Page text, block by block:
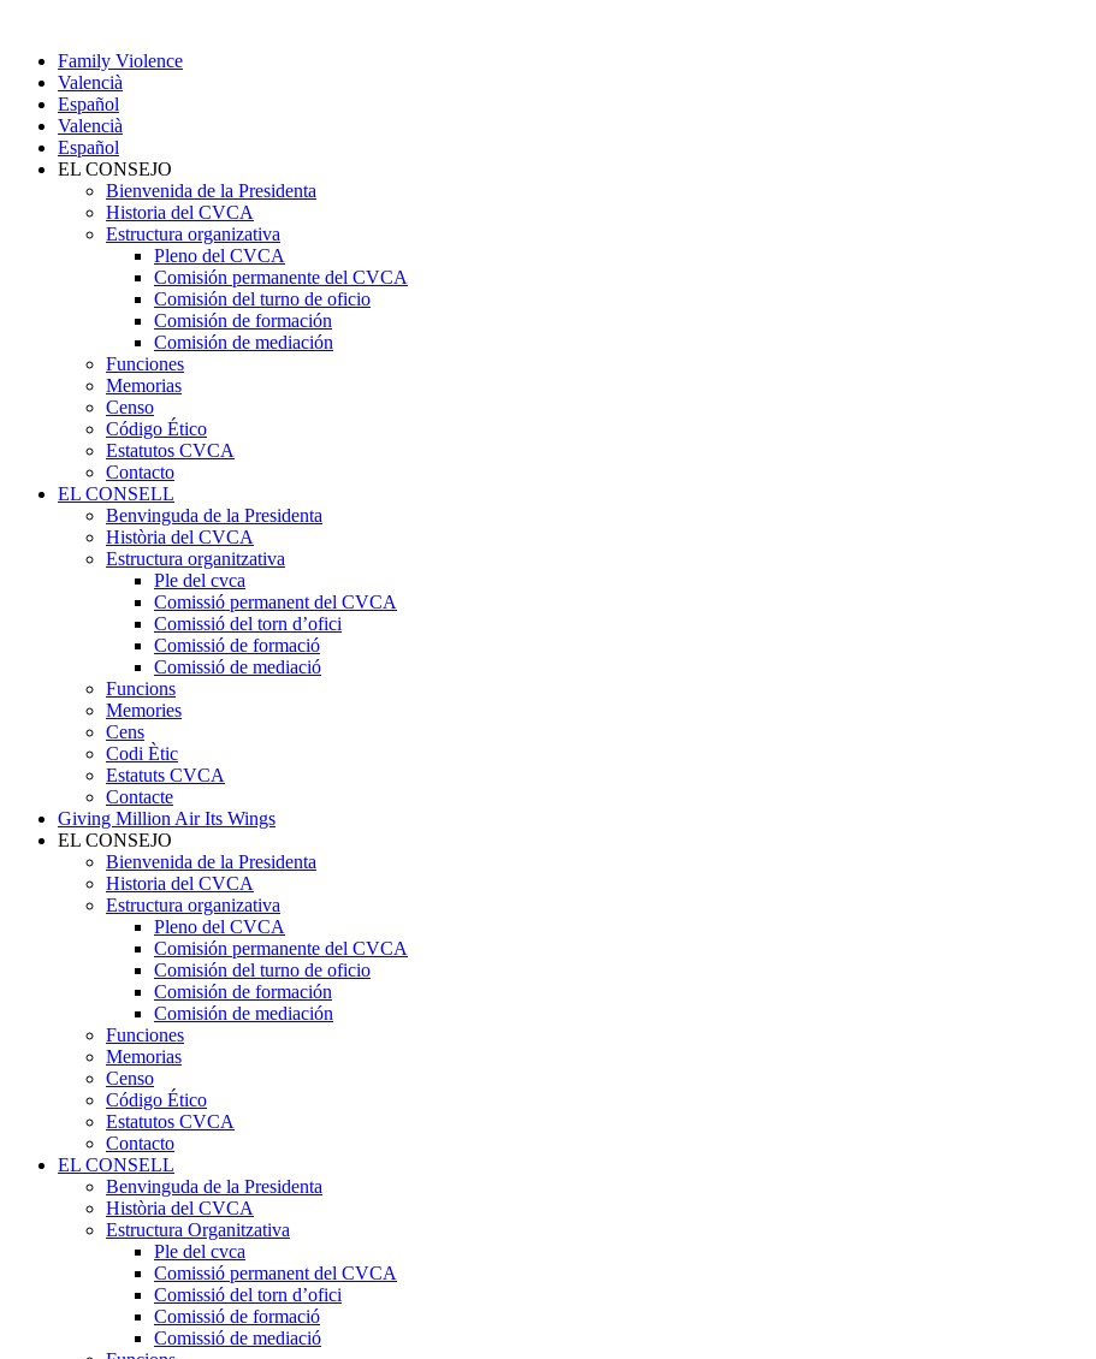
Family Violence
Valencià
Español
Valencià
Español
EL CONSEJO
Bienvenida de la Presidenta
Historia del CVCA
Estructura organizativa
Pleno del CVCA
Comisión permanente del CVCA
Comisión del turno de oficio
Comisión de formación
Comisión de mediación
Funciones
Memorias
Censo
Código Ético
Estatutos CVCA
Contacto
EL CONSELL
Benvinguda de la Presidenta
Història del CVCA
Estructura organitzativa
Ple del cvca
Comissió permanent del CVCA
Comissió del torn d’ofici
Comissió de formació
Comissió de mediació
Funcions
Memories
Cens
Codi Ètic
Estatuts CVCA
Contacte
Giving Million Air Its Wings
EL CONSEJO
Bienvenida de la Presidenta
Historia del CVCA
Estructura organizativa
Pleno del CVCA
Comisión permanente del CVCA
Comisión del turno de oficio
Comisión de formación
Comisión de mediación
Funciones
Memorias
Censo
Código Ético
Estatutos CVCA
Contacto
EL CONSELL
Benvinguda de la Presidenta
Història del CVCA
Estructura Organitzativa
Ple del cvca
Comissió permanent del CVCA
Comissió del torn d’ofici
Comissió de formació
Comissió de mediació